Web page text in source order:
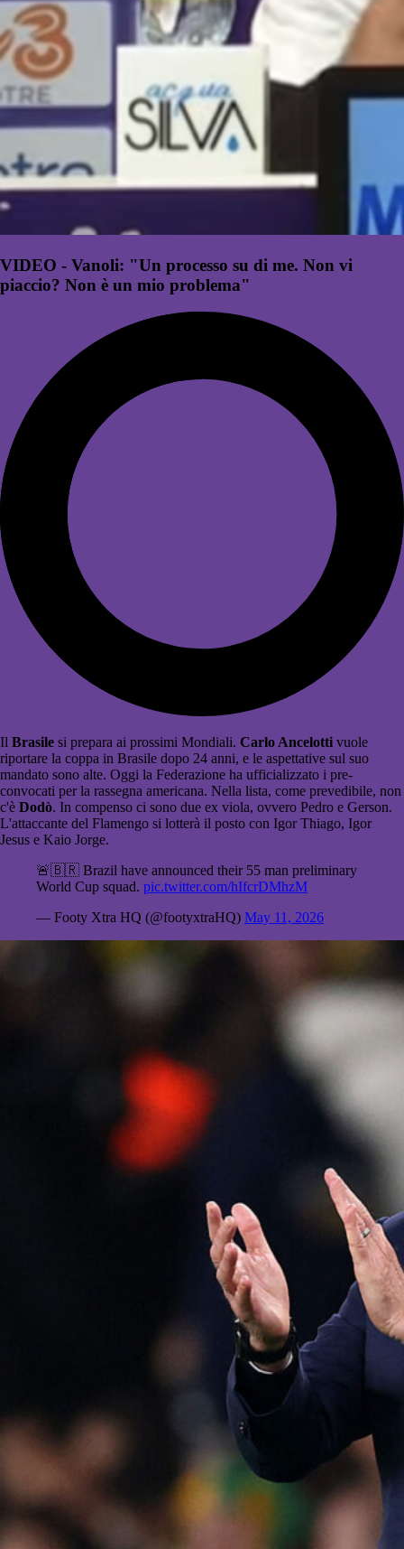
VIDEO - Vanoli: "Un processo su di me. Non vi
piaccio? Non è un mio problema"
Il Brasile si prepara ai prossimi Mondiali. Carlo Ancelotti vuole
riportare la coppa in Brasile dopo 24 anni, e le aspettative sul suo
mandato sono alte. Oggi la Federazione ha ufficializzato i pre-
convocati per la rassegna americana. Nella lista, come prevedibile, non
c'è Dodò. In compenso ci sono due ex viola, ovvero Pedro e Gerson.
L'attaccante del Flamengo si lotterà il posto con Igor Thiago, Igor
Jesus e Kaio Jorge.
🚨🇧🇷 Brazil have announced their 55 man preliminary
World Cup squad. pic.twitter.com/hIfcrDMhzM
— Footy Xtra HQ (@footyxtraHQ) May 11, 2026